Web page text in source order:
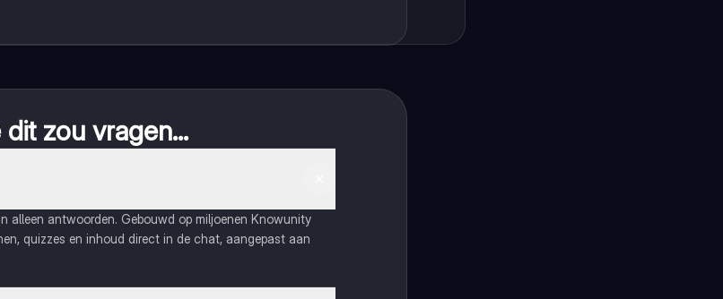
zou vragen...
alleen antwoorden. Gebouwd op miljoenen Knowunity
quizzes en inhoud direct in de chat, aangepast aan